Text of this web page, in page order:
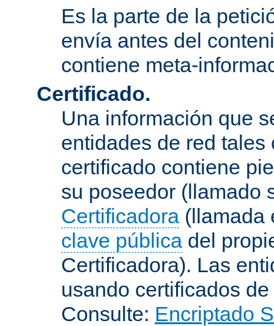
Es la parte de la
envía antes del
contiene meta-
Certificado.
Una información que
entidades de red
certificado contiene
su poseedor (llamado
Certificadora (llamada
clave pública del
Certificadora). Las
usando certificados
Consulte: Encriptado